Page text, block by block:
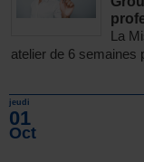
La
atelier de 6 semaines
jeudi
01
Oct